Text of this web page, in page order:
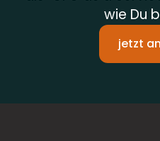
wie Du
jetzt